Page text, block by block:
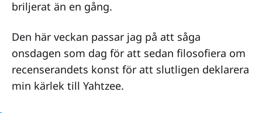
briljerat än en gång.
Den här veckan passar jag på att såga
onsdagen som dag för att sedan filosofiera om
recenserandets konst för att slutligen deklarera
min kärlek till Yahtzee.